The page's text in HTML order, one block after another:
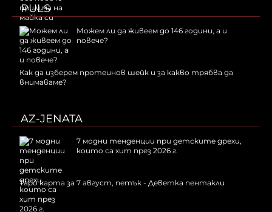
PULS
Можем ли да живеем до 146 години, а и
повече?
Как да изберем протеинов шейк и за какво трябва да
внимаваме?
AZ-JENATA
7 модни тенденции при детските дрехи,
които са хит през 2026 г.
Таро карта за 7 август, петък - Деветка пентакли